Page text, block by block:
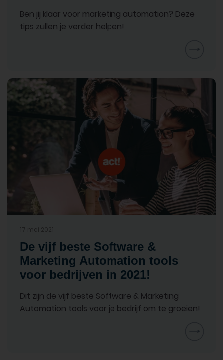
Ben jij klaar voor marketing automation? Deze
tips zullen je verder helpen!
De vijf beste Software &
Marketing Automation tools
voor bedrijven in 2021!
Dit zijn de vijf beste Software & Marketing
Automation tools voor je bedrijf om te groeien!